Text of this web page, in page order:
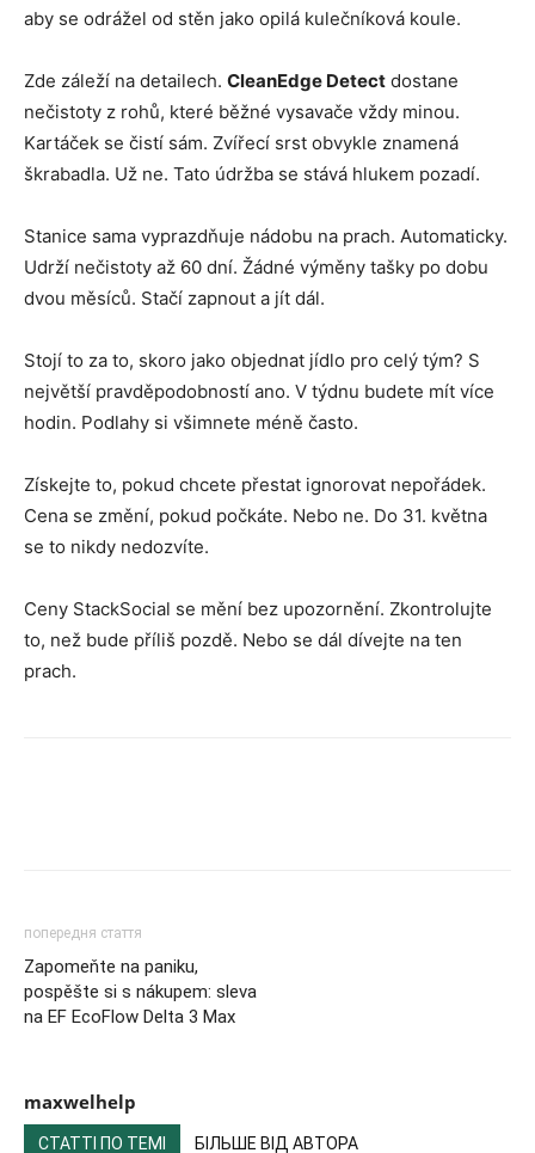
aby se odrážel od stěn jako opilá kulečníková koule.
Zde záleží na detailech. CleanEdge Detect dostane
nečistoty z rohů, které běžné vysavače vždy minou.
Kartáček se čistí sám. Zvířecí srst obvykle znamená
škrabadla. Už ne. Tato údržba se stává hlukem pozadí.
Stanice sama vyprazdňuje nádobu na prach. Automaticky.
Udrží nečistoty až 60 dní. Žádné výměny tašky po dobu
dvou měsíců. Stačí zapnout a jít dál.
Stojí to za to, skoro jako objednat jídlo pro celý tým? S
největší pravděpodobností ano. V týdnu budete mít více
hodin. Podlahy si všimnete méně často.
Získejte to, pokud chcete přestat ignorovat nepořádek.
Cena se změní, pokud počkáte. Nebo ne. Do 31. května
se to nikdy nedozvíte.
Ceny StackSocial se mění bez upozornění. Zkontrolujte
to, než bude příliš pozdě. Nebo se dál dívejte na ten
prach.
попередня стаття
Zapomeňte na paniku,
pospěšte si s nákupem: sleva
na EF EcoFlow Delta 3 Max
maxwelhelp
СТАТТІ ПО ТЕМІ БІЛЬШЕ ВІД АВТОРА